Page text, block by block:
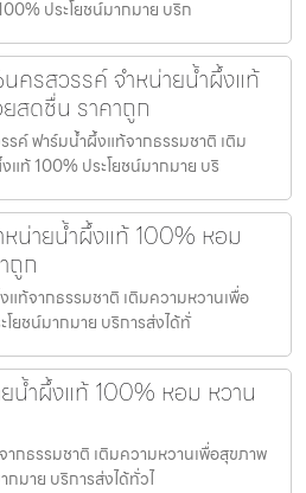
ประโยชน์มากมาย บริก
ครสวรรค์ จำหน่ายน้ำผึ้งแท้
สดชื่น ราคาถูก
ค์ ฟาร์มน้ำผึ้งแท้จากธรรมชาติ เติม
ท้ 100% ประโยชน์มากมาย บริ
น่ายน้ำผึ้งแท้ 100% หอม
ถูก
ท้จากธรรมชาติ เติมความหวานเพื่อ
ยชน์มากมาย บริการส่งได้ทั่
น้ำผึ้งแท้ 100% หอม หวาน
กธรรมชาติ เติมความหวานเพื่อสุขภาพ
มาย บริการส่งได้ทั่วไ